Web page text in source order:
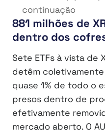
continuação
881 milhões de
dentro dos
Sete ETFs à vista de
detêm coletivamente
quase 1% de todo o
presos dentro de
efetivamente
mercado aberto. O